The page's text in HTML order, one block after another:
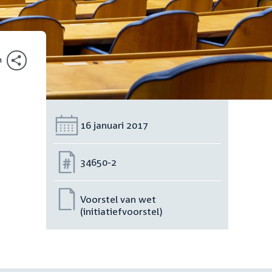
Datum:
16 januari 2017
Nummer:
34650-2
Voorstel van wet
(initiatiefvoorstel)